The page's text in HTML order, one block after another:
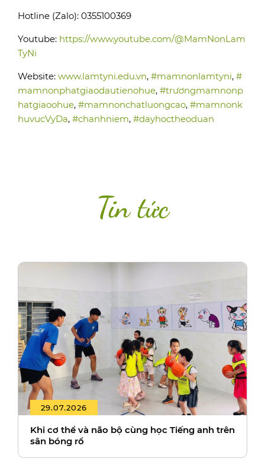
Hotline (Zalo): 0355100369
Youtube: https://www.youtube.com/@MamNonLam
TyNi
Website: www.lamtyni.edu.vn, #mamnonlamtyni, #
mamnonphatgiaodautienohue, #trươngmamnonp
hatgiaoohue, #mamnonchatluongcao, #mamnonk
huvucVyDa, #chanhniem, #dayhoctheoduan
Tin tức
29.07.2026
Khi cơ thể và não bộ cùng học Tiếng anh trên
sân bóng rổ